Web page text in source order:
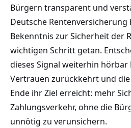
Bürgern transparent und
Deutsche
Bekenntnis zur Sicherheit der
wichtigen Schritt getan.
dieses Signal weiterhin
Vertrauen zurückkehrt und
Ende ihr Ziel erreicht: mehr
Zahlungsverkehr, ohne die
unnötig zu verunsichern.